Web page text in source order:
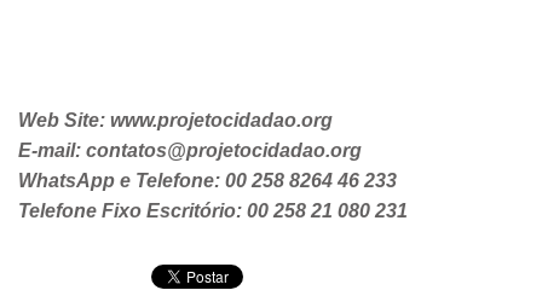
Web Site: www.projetocidadao.org
E-mail: contatos@projetocidadao.org
WhatsApp e Telefone: 00 258 8264 46 233
Telefone Fixo Escritório: 00 258 21 080 231